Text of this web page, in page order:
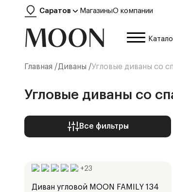
Саратов МагазиныО компании
Главная /Диваны /Угловые диваны со
Угловые диваны со
Все фильтры
+23
Диван угловой MOON FAMILY 134